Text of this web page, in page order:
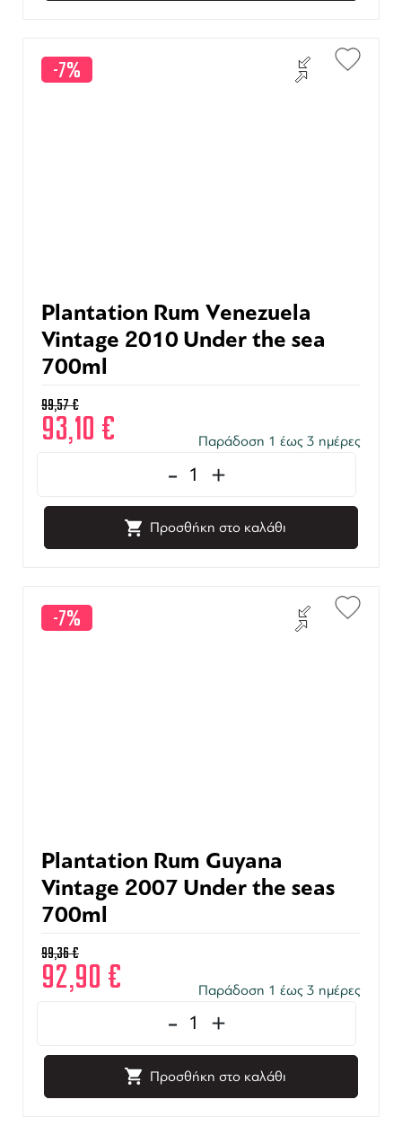
-7%
Plantation Rum Venezuela
Vintage 2010 Under the sea
700ml
99,57€
93,10 € Παράδοση 1 έως 3 ημέρες
- +
Προσθήκη στο καλάθι
-7%
Plantation Rum Guyana
Vintage 2007 Under the seas
700ml
99,36€
92,90 € Παράδοση 1 έως 3 ημέρες
- +
Προσθήκη στο καλάθι